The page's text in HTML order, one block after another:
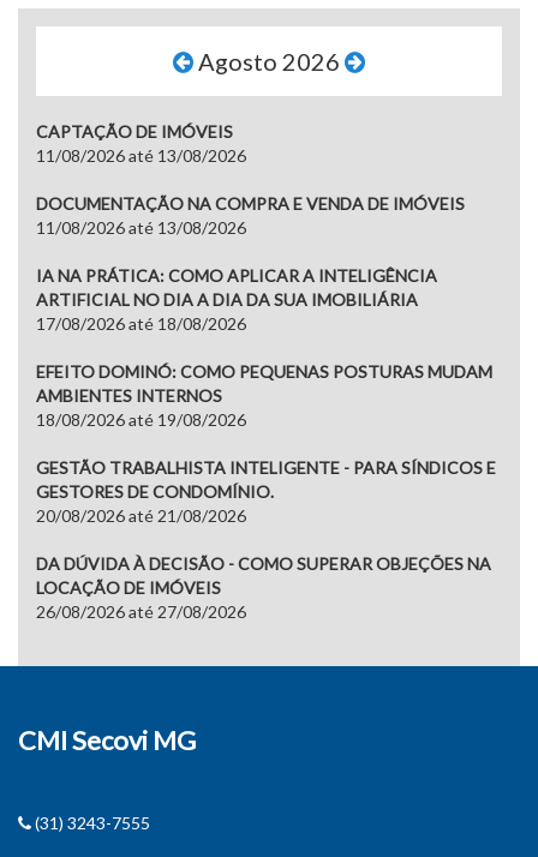
Agosto 2026
CAPTAÇÃO DE IMÓVEIS
11/08/2026 até 13/08/2026
DOCUMENTAÇÃO NA COMPRA E VENDA DE IMÓVEIS
11/08/2026 até 13/08/2026
IA NA PRÁTICA: COMO APLICAR A INTELIGÊNCIA
ARTIFICIAL NO DIA A DIA DA SUA IMOBILIÁRIA
17/08/2026 até 18/08/2026
EFEITO DOMINÓ: COMO PEQUENAS POSTURAS MUDAM
AMBIENTES INTERNOS
18/08/2026 até 19/08/2026
GESTÃO TRABALHISTA INTELIGENTE - PARA SÍNDICOS E
GESTORES DE CONDOMÍNIO.
20/08/2026 até 21/08/2026
DA DÚVIDA À DECISÃO - COMO SUPERAR OBJEÇÕES NA
LOCAÇÃO DE IMÓVEIS
26/08/2026 até 27/08/2026
CMI Secovi MG
(31) 3243-7555